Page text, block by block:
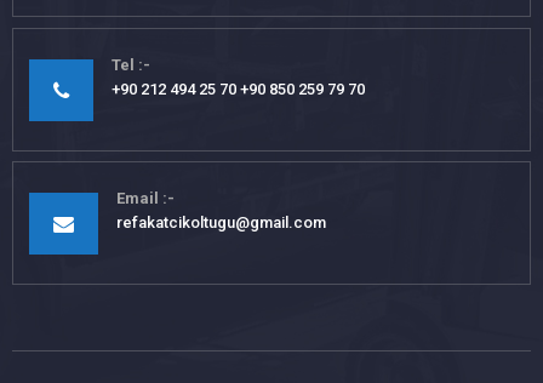
Tel
+90 212 494 25 70 +90 850 259 79 70
Email
refakatcikoltugu@gmail.com